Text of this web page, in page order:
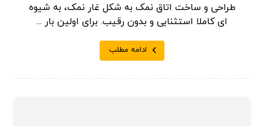
طراحی و ساخت اتاق نمک به شکل غار نمک، به شیوه
ای کاملا استثنایی و بدون رقیب. برای اولین بار ...
ادامه مطلب